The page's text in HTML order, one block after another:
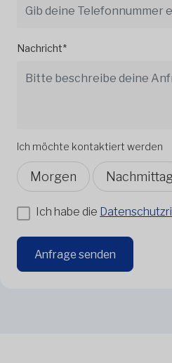
Nachricht*
Ich möchte kontaktiert werden
Morgen
Ich habe die
Anfrage senden